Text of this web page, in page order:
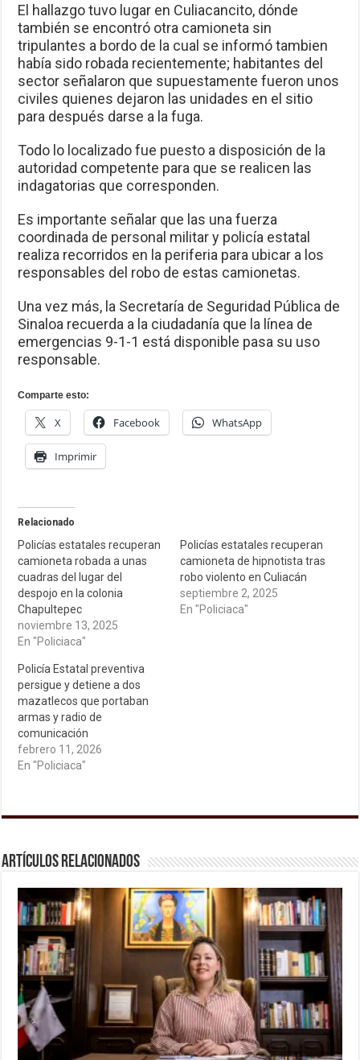
El hallazgo tuvo lugar en Culiacancito, dónde
también se encontró otra camioneta sin
tripulantes a bordo de la cual se informó tambien
había sido robada recientemente; habitantes del
sector señalaron que supuestamente fueron unos
civiles quienes dejaron las unidades en el sitio
para después darse a la fuga.
Todo lo localizado fue puesto a disposición de la
autoridad competente para que se realicen las
indagatorias que corresponden.
Es importante señalar que las una fuerza
coordinada de personal militar y policía estatal
realiza recorridos en la periferia para ubicar a los
responsables del robo de estas camionetas.
Una vez más, la Secretaría de Seguridad Pública de
Sinaloa recuerda a la ciudadanía que la línea de
emergencias 9-1-1 está disponible pasa su uso
responsable.
Comparte esto:
X Facebook WhatsApp
Imprimir
Relacionado
Policías estatales recuperan
camioneta robada a unas
cuadras del lugar del
despojo en la colonia
Chapultepec
noviembre 13, 2025
En "Policiaca"
Policías estatales recuperan
camioneta de hipnotista tras
robo violento en Culiacán
septiembre 2, 2025
En "Policiaca"
Policía Estatal preventiva
persigue y detiene a dos
mazatlecos que portaban
armas y radio de
comunicación
febrero 11, 2026
En "Policiaca"
Artículos relacionados